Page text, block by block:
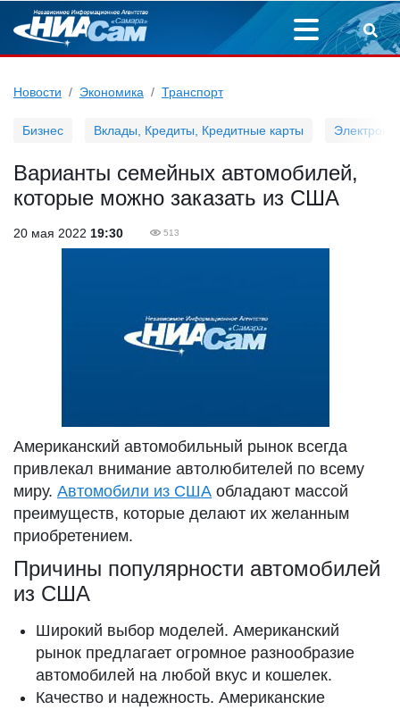
Новости Экономика Транспорт
Бизнес Вклады, Кредиты, Кредитные карты
Варианты семейных автомобилей,
которые можно заказать из США
20 мая 2022 19:30 513
Американский автомобильный рынок всегда
привлекал внимание автолюбителей по всему
миру. Автомобили из США обладают массой
преимуществ, которые делают их желанным
приобретением.
Причины популярности автомобилей
из США
Широкий выбор моделей. Американский
рынок предлагает огромное разнообразие
автомобилей на любой вкус и кошелек.
Качество и надежность. Американские